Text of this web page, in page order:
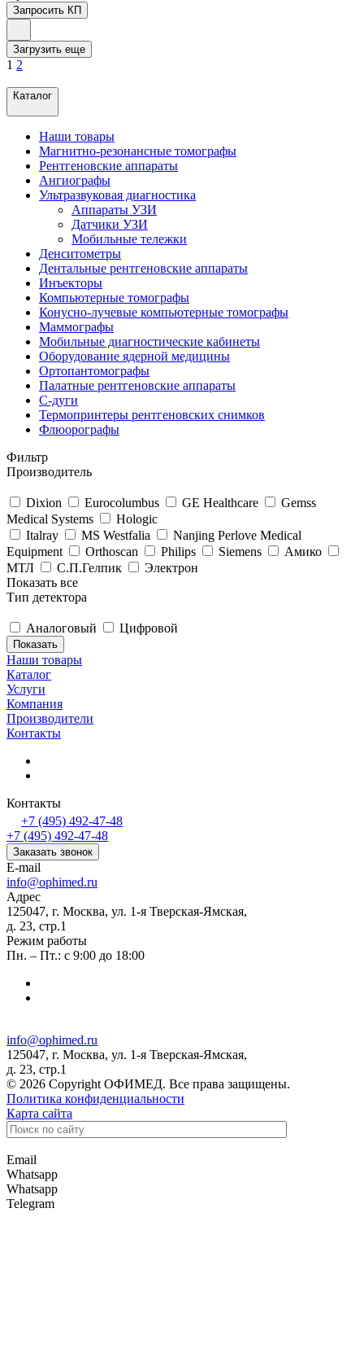
Запросить КП
Загрузить еще
1 2
Каталог
Наши товары
Магнитно-резонансные томографы
Рентгеновские аппараты
Ангиографы
Ультразвуковая диагностика
Аппараты УЗИ
Датчики УЗИ
Мобильные тележки
Денситометры
Дентальные рентгеновские аппараты
Инъекторы
Компьютерные томографы
Конусно-лучевые компьютерные томографы
Маммографы
Мобильные диагностические кабинеты
Оборудование ядерной медицины
Ортопантомографы
Палатные рентгеновские аппараты
С-дуги
Термопринтеры рентгеновских снимков
Флюорографы
Фильтр
Производитель
Dixion Eurocolumbus GE Healthcare
Gemss
Medical Systems
Hologic
Italray
MS Westfalia
Nanjing Perlove Medical
Equipment
Orthoscan Philips Siemens
Амико
МТЛ
С.П.Гелпик
Электрон
Показать все
Тип детектора
Аналоговый Цифровой
Наши товары
Каталог
Услуги
Компания
Производители
Контакты
Контакты
+7 (495) 492-47-48
+7 (495) 492-47-48
Заказать звонок
E-mail
info@ophimed.ru
Адрес
125047, г. Москва, ул. 1-я Тверская-Ямская,
д. 23, стр.1
Режим работы
Пн. – Пт.: с 9:00 до 18:00
info@ophimed.ru
125047, г. Москва, ул. 1-я Тверская-Ямская,
д. 23, стр.1
© 2026 Copyright ОФИМЕД. Все права защищены.
Политика конфиденциальности
Карта сайта
Email
Whatsapp
Whatsapp
Telegram